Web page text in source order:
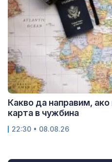
Какво да направим,
карта в чужбина
22:30 • 08.08.26